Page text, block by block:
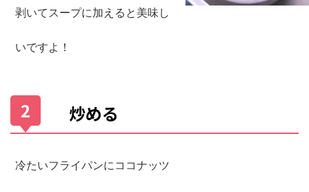
剥いてスープに加えると美味し
いですよ！
炒める
冷たいフライパンにココナッツ